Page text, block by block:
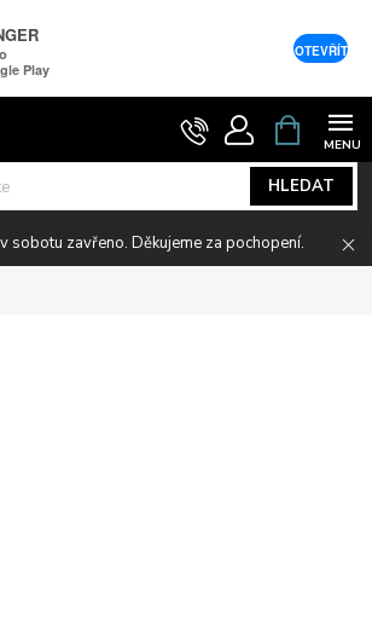
HLEDAT
NÁKUPNÍ
KOŠÍK
sobotu zavřeno. Děkujeme za pochopení.
Play
OTEVŘÍT